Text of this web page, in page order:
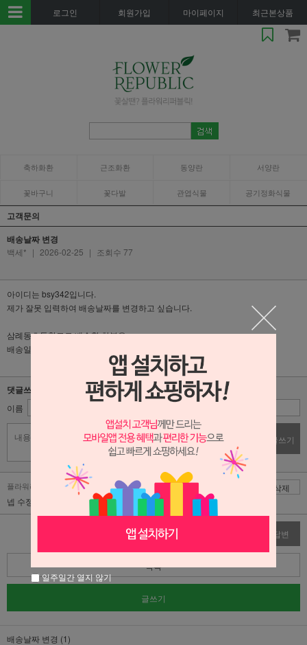
로그인 회원가입 마이페이지 최근본상품
축하화환 근조화환 동양란 서양란
꽃바구니 꽃다발 관엽식물 공기정화식물
고객문의
배송날짜 변경
백세* | 2026-02-25 | 조회수 77
아이디는 bsy342입니다.
제가 잘못 입력하여 배송날짜를 변경하고 싶습니다.
삼례동초등학교로 배송할 화분은
배송일을 3월 3일로 변경부탁드려요.
댓글쓰기
이름
댓글쓰기
플라워리퍼블릭 | 2026-03-03 삭제
넵 수정해서 진행하겠습니다!
답변
목록
글쓰기
배송날짜 변경 (1)
일주일간 열지 않기